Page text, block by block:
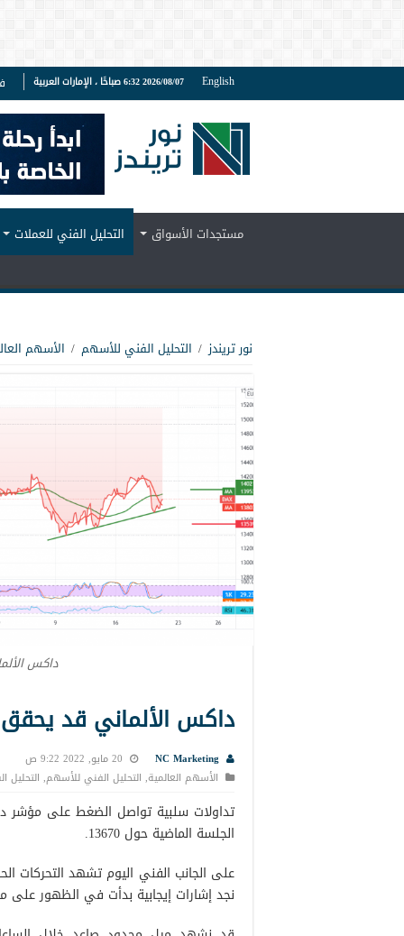
English 2026/08/07 6:32 صباحًا ، الإمارات العربية
مستجدات الأسواق التحليل الفني للعملات
نور تريندز / التحليل الفني للأسهم / الأسهم
داكس
داكس الألماني قد يحقق
NC Marketing
20 مايو, 2022 9:22 ص
الأسهم العالمية, التحليل الفني للأسهم, التحليل
تداولات سلبية تواصل الضغط على مؤشر
الجلسة الماضية حول 13670.
نجد إشارات إيجابية بدأت في الظهور على